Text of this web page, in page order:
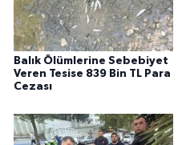
Balık Ölümlerine Sebebiyet
Veren Tesise 839 Bin TL Para
Cezası